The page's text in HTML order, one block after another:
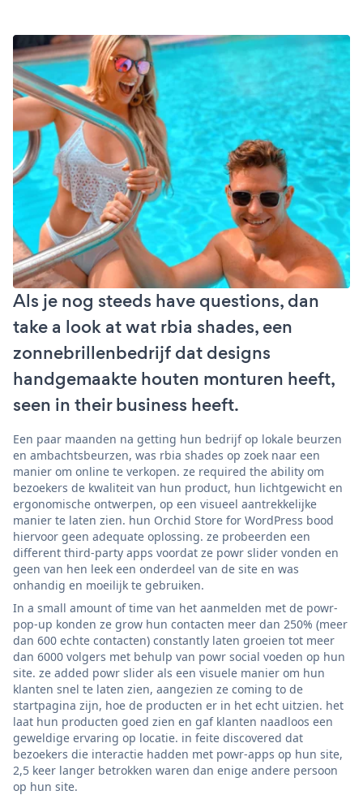
Als je nog steeds have questions, dan
take a look at wat rbia shades, een
zonnebrillenbedrijf dat designs
handgemaakte houten monturen heeft,
seen in their business heeft.
Een paar maanden na getting hun bedrijf op lokale beurzen
en ambachtsbeurzen, was rbia shades op zoek naar een
manier om online te verkopen. ze required the ability om
bezoekers de kwaliteit van hun product, hun lichtgewicht en
ergonomische ontwerpen, op een visueel aantrekkelijke
manier te laten zien. hun Orchid Store for WordPress bood
hiervoor geen adequate oplossing. ze probeerden een
different third-party apps voordat ze powr slider vonden en
geen van hen leek een onderdeel van de site en was
onhandig en moeilijk te gebruiken.
In a small amount of time van het aanmelden met de powr-
pop-up konden ze grow hun contacten meer dan 250% (meer
dan 600 echte contacten) constantly laten groeien tot meer
dan 6000 volgers met behulp van powr social voeden op hun
site. ze added powr slider als een visuele manier om hun
klanten snel te laten zien, aangezien ze coming to de
startpagina zijn, hoe de producten er in het echt uitzien. het
laat hun producten goed zien en gaf klanten naadloos een
geweldige ervaring op locatie. in feite discovered dat
bezoekers die interactie hadden met powr-apps op hun site,
2,5 keer langer betrokken waren dan enige andere persoon
op hun site.